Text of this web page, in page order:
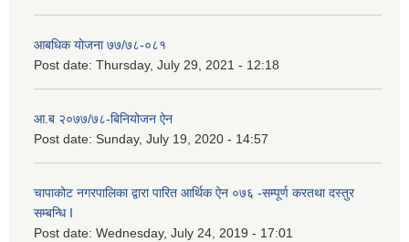
आबधिक योजना ७७/७८-०८१
Post date: Thursday, July 29, 2021 - 12:18
आ.ब २०७७/७८-बिनियोजन ऐन
Post date: Sunday, July 19, 2020 - 14:57
चापाकोट नगरपालिका द्वारा पारित आर्थिक ऐन ०७६ -सम्पूर्ण करतथा दस्तुर
सम्बन्धि I
Post date: Wednesday, July 24, 2019 - 17:01